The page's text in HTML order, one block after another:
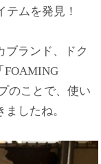
テムを発見！
ブランド、ドク
FOAMING
のことで、使い
したね。